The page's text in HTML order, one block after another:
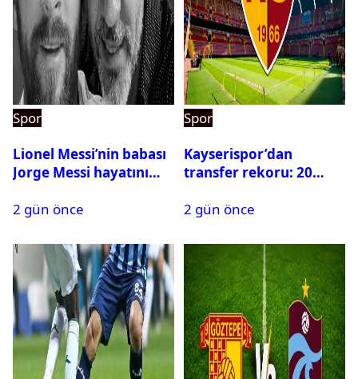
Spor
Lionel Messi’nin babası
Jorge Messi hayatını
2 gün önce
Spor
Kayserispor’dan
transfer rekoru: 20
2 gün önce